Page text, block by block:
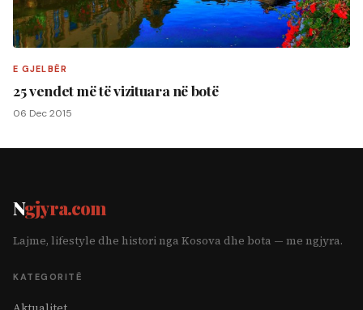
E GJELBËR
25 vendet më të vizituara në botë
06 Dec 2015
Ngjyra.com
Lajme, lifestyle dhe histori nga Kosova dhe bota — me ngjyra.
KATEGORITË